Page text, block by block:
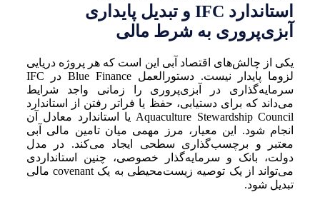
استاندارد IFC و تبدیل پایداری
آبزی‌پروری به شرط مالی
یکی از چالش‌های اقتصاد آبی این است که هر پروژه دریایی
لزوما پایدار نیست. دستورالعمل Blue Finance در IFC
سرمایه‌گذاری در آبزی‌پروری را زمانی واجد شرایط
می‌داند که برای دستیابی، حفظ یا فراتر رفتن از استاندارد
Aquaculture Stewardship Council یا استاندارد معادل آن
انجام شود. این معیار، مرز مهمی میان تامین مالی آبی
معتبر و برچسب‌گذاری سطحی ایجاد می‌کند. در مدل
دولت، بانک و سرمایه‌گذار خصوصی، چنین استانداردی
می‌تواند از یک توصیه زیست‌محیطی به یک covenant مالی
تبدیل شود.